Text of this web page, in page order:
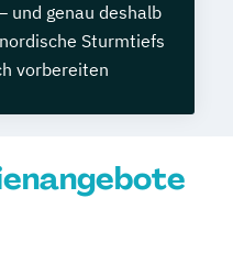
und genau deshalb
Sturmtiefs
vorbereiten